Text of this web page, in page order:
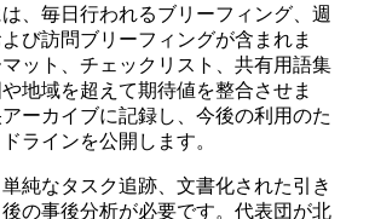
、毎日行われるブリーフィング、週
び訪問ブリーフィングが含まれま
ット、チェックリスト、共有用語集
地域を超えて期待値を整合させま
ーカイブに記録し、今後の利用のた
ラインを公開します。
純なタスク追跡、文書化された引き
の事後分析が必要です。代表団が北